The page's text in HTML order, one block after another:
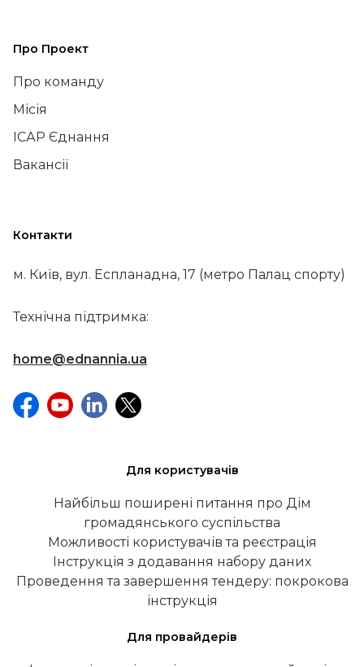
Про Проект
Про команду
Місія
ІСАР Єднання
Вакансії
Контакти
м. Київ, вул. Еспланадна, 17 (метро Палац спорту)
Технічна підтримка:
home@ednannia.ua
Для користувачів
Найбільш поширені питання про Дім
громадянського суспільства
Можливості користувачів та реєстрація
Інструкція з додавання набору даних
Проведення та завершення тендеру: покрокова
інструкція
Для провайдерів